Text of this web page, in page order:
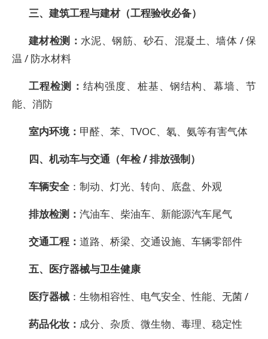
三、建筑工程与建材（工程验收必备）
建材检测：水泥、钢筋、砂石、混凝土、墙体 / 保
温 / 防水材料
工程检测： 结构强度、桩基、钢结构、幕墙、节
能、消防
室内环境： 甲醛、苯、TVOC、氡、氨等有害气体
四、机动车与交通（年检 / 排放强制）
车辆安全 ：制动、灯光、转向、底盘、外观
排放检测： 汽油车、柴油车、新能源汽车尾气
交通工程： 道路、桥梁、交通设施、车辆零部件
五、医疗器械与卫生健康
医疗器械 ：生物相容性、电气安全、性能、无菌 /
药品化妆： 成分、杂质、微生物、毒理、稳定性